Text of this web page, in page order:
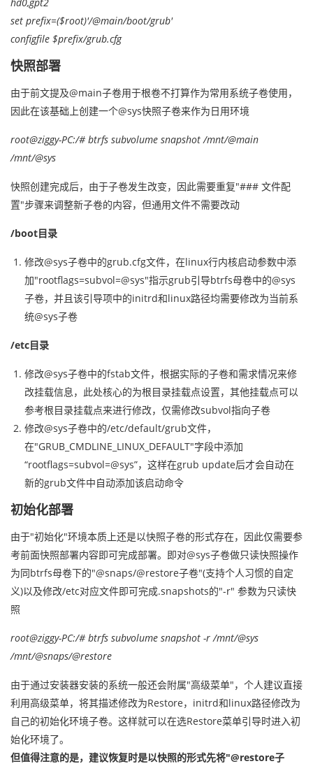
set prefix=($root)'/@main/boot/grub'
configfile $prefix/grub.cfg
快照部署
由于前文提及@main子卷用于根卷不打算作为常用系统子卷使用，
因此在该基础上创建一个@sys快照子卷来作为日用环境
root@ziggy-PC:/# btrfs subvolume snapshot /mnt/@main
/mnt/@sys
快照创建完成后，由于子卷发生改变，因此需要重复"### 文件配
置"步骤来调整新子卷的内容，但通用文件不需要改动
/boot目录
修改@sys子卷中的grub.cfg文件，在linux行内核启动参数中添
加"rootflags=subvol=@sys"指示grub引导btrfs母卷中的@sys
子卷，并且该引导项中的initrd和linux路径均需要修改为当前系
统@sys子卷
/etc目录
修改@sys子卷中的fstab文件，根据实际的子卷和需求情况来修
改挂载信息，此处核心的为根目录挂载点设置，其他挂载点可以
参考根目录挂载点来进行修改，仅需修改subvol指向子卷
修改@sys子卷中的/etc/default/grub文件，
在"GRUB_CMDLINE_LINUX_DEFAULT"字段中添加
“rootflags=subvol=@sys”，这样在grub update后才会自动在
新的grub文件中自动添加该启动命令
初始化部署
由于"初始化"环境本质上还是以快照子卷的形式存在，因此仅需要参
考前面快照部署内容即可完成部署。即对@sys子卷做只读快照操作
为同btrfs母卷下的"@snaps/@restore子卷"(支持个人习惯的自定
义)以及修改/etc对应文件即可完成.snapshots的"-r" 参数为只读快
照
root@ziggy-PC:/# btrfs subvolume snapshot -r /mnt/@sys
/mnt/@snaps/@restore
由于通过安装器安装的系统一般还会附属"高级菜单"，个人建议直接
利用高级菜单，将其描述修改为Restore，initrd和linux路径修改为
自己的初始化环境子卷。这样就可以在选Restore菜单引导时进入初
始化环境了。
但值得注意的是，建议恢复时是以快照的形式先将"@restore子